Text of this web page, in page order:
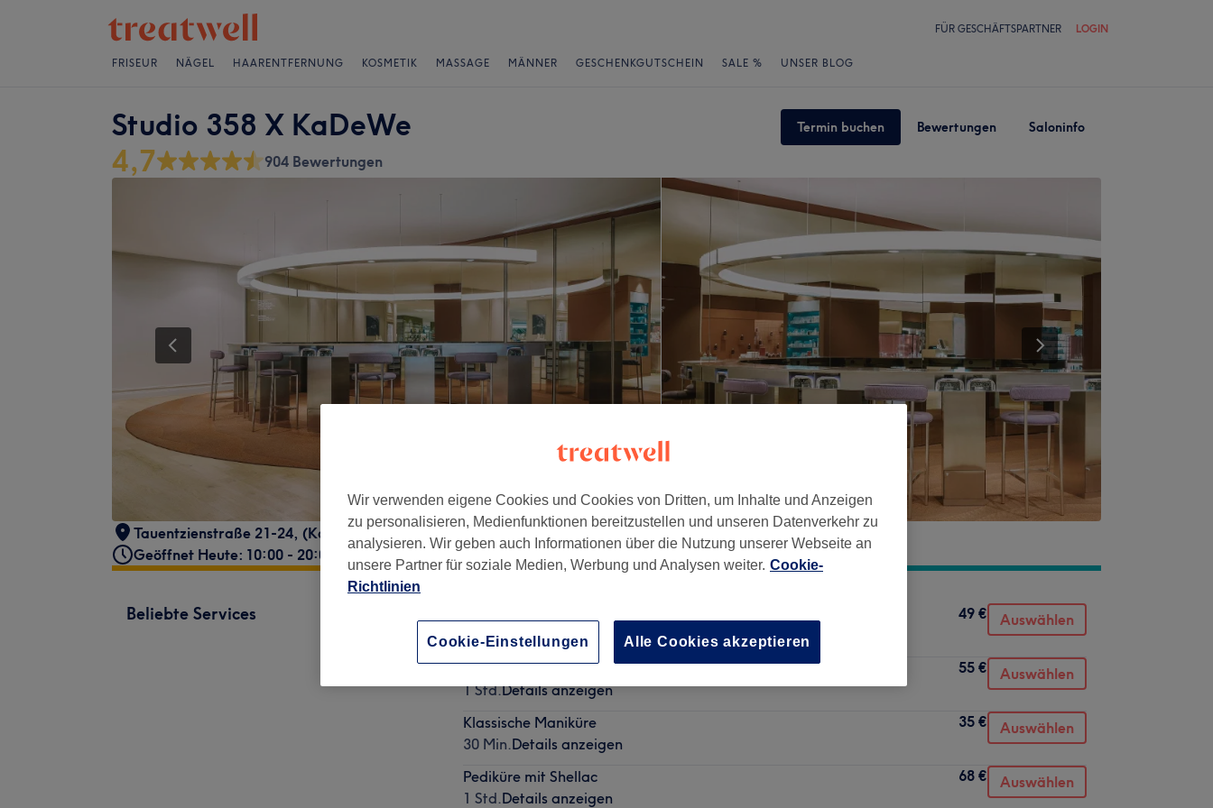
FÜR GESCHÄFTSPARTNER LOGIN
FRISEUR NÄGEL HAARENTFERNUNG KOSMETIK MASSAGE MÄNNER GESCHENKGUTSCHEIN SALE % UNSER BLOG
Studio 358 X KaDeWe Termin buchen Bewertungen Saloninfo
4,7 904 Bewertungen
Tauentzienstraße 21-24, (KaDeWe) , 3. OG Beauty Space, Berlin, 10789
Geöffnet Heute: 10:00 - 20:00
Beliebte Services
45 Min.Details anzeigen
49 € Auswählen
Maniküre mit Shellac
1 Std.Details anzeigen
55 € Auswählen
Klassische Maniküre
30 Min.Details anzeigen
35 € Auswählen
Pediküre mit Shellac
1 Std.Details anzeigen
68 € Auswählen
Wir verwenden eigene Cookies und Cookies von Dritten, um Inhalte und Anzeigen
zu personalisieren, Medienfunktionen bereitzustellen und unseren Datenverkehr zu
analysieren. Wir geben auch Informationen über die Nutzung unserer Webseite an
unsere Partner für soziale Medien, Werbung und Analysen weiter. Cookie-
Richtlinien
Cookie-Einstellungen Alle Cookies akzeptieren